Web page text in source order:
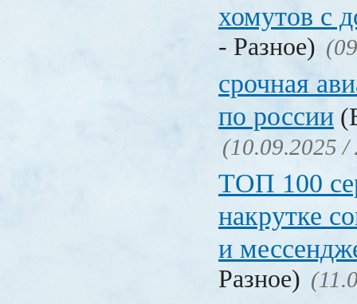
хомутов с
- Разное)
срочная
по россии
(10.09.2025 /
ТОП 100
накрутке
и
Разное)